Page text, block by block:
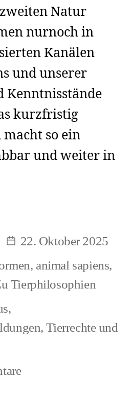
Natur
nurnoch in
Kanälen
und unserer
Kenntnisstände
kurzfristig
so ein
und weiter in
Beitragsdatum
22. Oktober 2025
, animal sapiens,
Tierphilosophien
,
,Tierrechte und
zu